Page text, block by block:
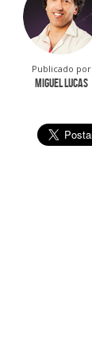
Publicado por
Miguel Lucas